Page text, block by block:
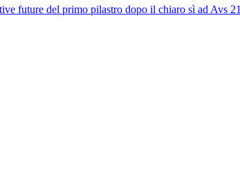
future del primo pilastro dopo il chiaro sì ad Avs 21